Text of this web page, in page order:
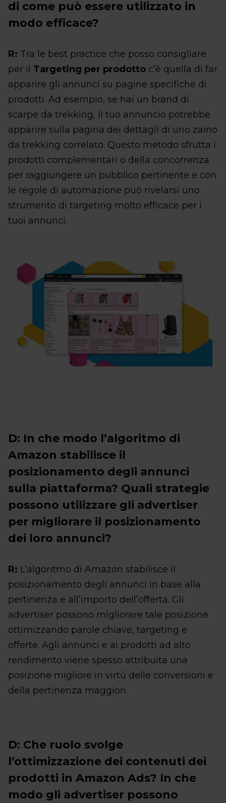
di come può essere utilizzato in
modo efficace?
R: Tra le best practice che posso consigliare
per il Targeting per prodotto c’è quella di far
apparire gli annunci su pagine specifiche di
prodotti. Ad esempio, se hai un brand di
scarpe da trekking, il tuo annuncio potrebbe
apparire sulla pagina dei dettagli di uno zaino
da trekking correlato. Questo metodo sfrutta i
prodotti complementari o della concorrenza
per raggiungere un pubblico pertinente e con
le regole di automazione può rivelarsi uno
strumento di targeting molto efficace per i
tuoi annunci.
D: In che modo l’algoritmo di
Amazon stabilisce il
posizionamento degli annunci
sulla piattaforma? Quali strategie
possono utilizzare gli advertiser
per migliorare il posizionamento
dei loro annunci?
R: L’algoritmo di Amazon stabilisce il
posizionamento degli annunci in base alla
pertinenza e all’importo dell’offerta. Gli
advertiser possono migliorare tale posizione
ottimizzando parole chiave, targeting e
offerte. Agli annunci e ai prodotti ad alto
rendimento viene spesso attribuita una
posizione migliore in virtù delle conversioni e
della pertinenza maggiori.
D: Che ruolo svolge
l’ottimizzazione dei contenuti dei
prodotti in Amazon Ads? In che
modo gli advertiser possono